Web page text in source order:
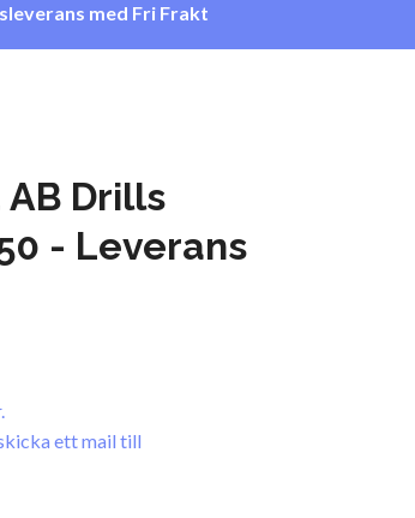
med Fri Frakt
Drills
- Leverans
ett mail till